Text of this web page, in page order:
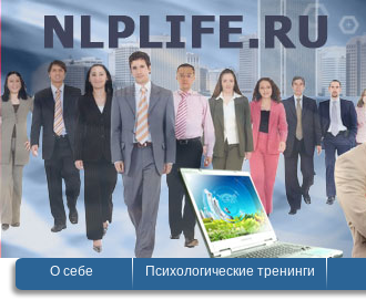
О себе Психологические тренинги